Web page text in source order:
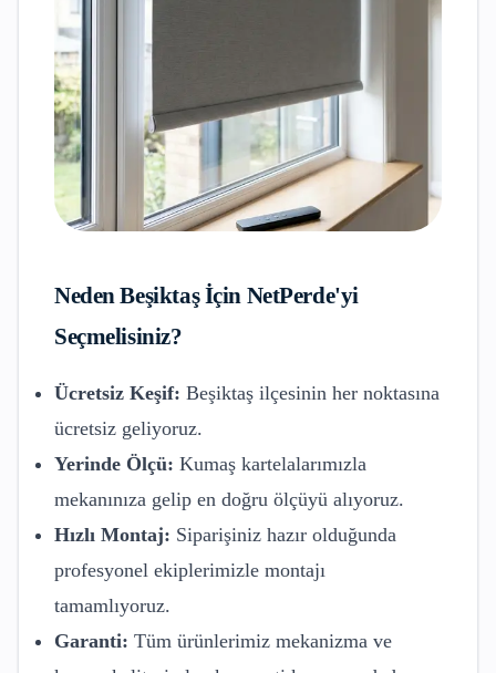
NedenBeşiktaşİçin NetPerde'yi
Seçmelisiniz?
Ücretsiz Keşif: Beşiktaş ilçesinin her noktasına
ücretsiz geliyoruz.
Yerinde Ölçü: Kumaş kartelalarımızla
mekanınıza gelip en doğru ölçüyü alıyoruz.
Hızlı Montaj: Siparişiniz hazır olduğunda
profesyonel ekiplerimizle montajı
tamamlıyoruz.
Garanti: Tüm ürünlerimiz mekanizma ve